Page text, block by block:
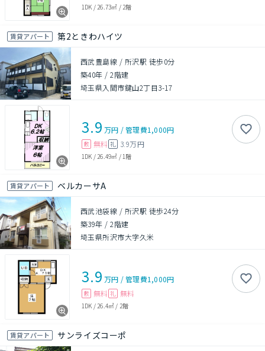
1DK / 26.73㎡ / 2階
賃貸アパート 第2ときわハイツ
西武豊島線 / 所沢駅 徒歩0分
築40年 /2階建
埼玉県入間市鍵山2丁目3-17
3.9 万円 /管理費1,000円
敷 無料 礼 3.9万円
1DK / 26.49㎡ / 1階
賃貸アパート ベルカーサA
西武池袋線 / 所沢駅 徒歩24分
築39年 /2階建
埼玉県所沢市大字久米
3.9 万円 /管理費1,000円
敷 無料 礼 無料
1DK / 26.4㎡ / 2階
賃貸アパート サンライズコーポ